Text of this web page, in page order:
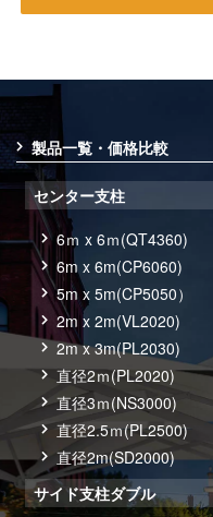
製品一覧・価格比較
センター支柱
6ｍ x 6ｍ(QT4360)
6m x 6m(CP6060)
5m x 5m(CP5050）
2m x 2m(VL2020)
2m x 3m(PL2030)
直径2ｍ(PL2020)
直径3ｍ(NS3000)
直径2.5ｍ(PL2500)
直径2m(SD2000)
サイド支柱ダブル